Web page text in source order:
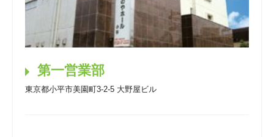
第一営業部
東京都小平市美園町3-2-5 大野屋ビル